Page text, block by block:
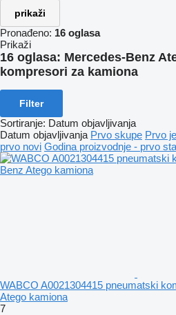
prikaži
Pronađeno: 16 oglasa
Prikaži
16 oglasa: Mercedes-Benz
kompresori za kamiona
Filter
Sortiranje: Datum objavljivanja
Datum objavljivanja Prvo skupe Prvo
prvo novi Godina proizvodnje - prvo
WABCO A0021304415 pneumatski
Atego kamiona
7